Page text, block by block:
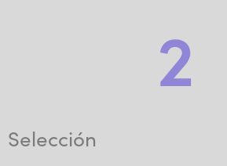
2
Selección